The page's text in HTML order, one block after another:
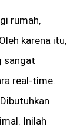
rumah,
karena itu,
sangat
real-time.
Inilah